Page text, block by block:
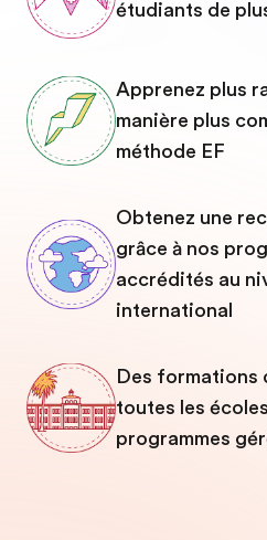
étudiants de
Apprenez plus
manière plus
méthode EF
Obtenez une
grâce à nos
accrédités au
international
Des formations
toutes les
programmes